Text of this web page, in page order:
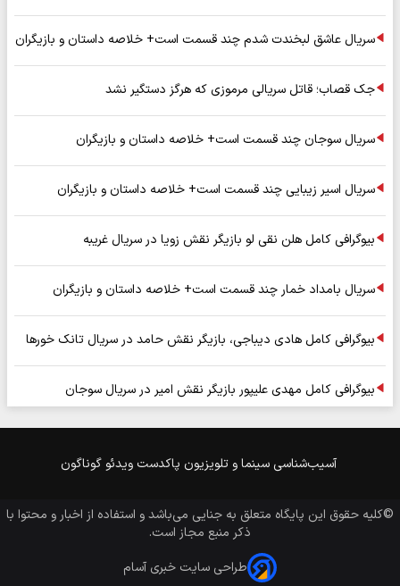
سریال عاشق لبخندت شدم چند قسمت است+ خلاصه داستان و بازیگران
جک قصاب؛ قاتل سریالی مرموزی که هرگز دستگیر نشد
سریال سوجان چند قسمت است+ خلاصه داستان و بازیگران
سریال اسیر زیبایی چند قسمت است+ خلاصه داستان و بازیگران
بیوگرافی کامل هلن نقی لو بازیگر نقش زویا در سریال غریبه
سریال بامداد خمار چند قسمت است+ خلاصه داستان و بازیگران
بیوگرافی کامل هادی دیباجی، بازیگر نقش حامد در سریال تانک خورها
بیوگرافی کامل مهدی علیپور بازیگر نقش امیر در سریال سوجان
آسیب‌شناسی سینما و تلویزیون پاکدست ویدئو گوناگون
©کلیه حقوق این پایگاه متعلق به جنایی می‌باشد و استفاده از اخبار و محتوا با
ذکر منبع مجاز است.
طراحی سایت خبری آسام